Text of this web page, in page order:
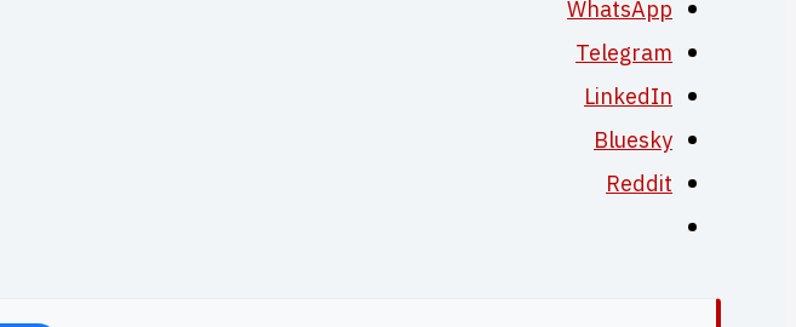
WhatsApp
Telegram
LinkedIn
Bluesky
Reddit